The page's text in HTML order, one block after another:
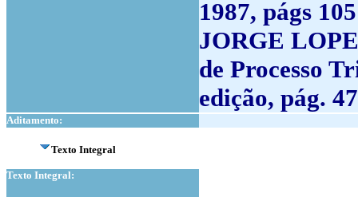
1987, págs
JORGE
de Processo
edição, pág.
Aditamento:
Texto Integral
Texto Integral: